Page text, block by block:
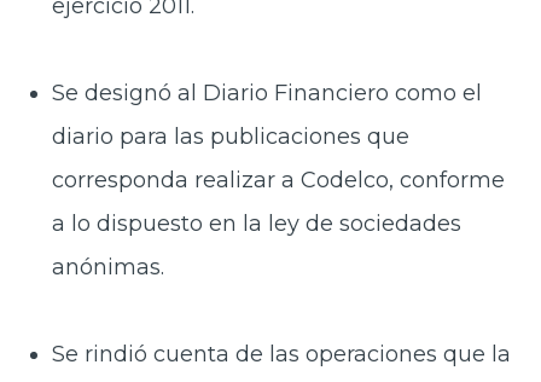
ejercicio 2011.
Se designó al Diario Financiero como el
diario para las publicaciones que
corresponda realizar a Codelco, conforme
a lo dispuesto en la ley de sociedades
anónimas.
Se rindió cuenta de las operaciones que la